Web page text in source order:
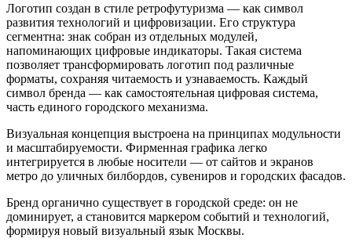
Логотип создан в стиле ретрофутуризма — как символ
развития технологий и цифровизации. Его структура
сегментна: знак собран из отдельных модулей,
напоминающих цифровые индикаторы. Такая система
позволяет трансформировать логотип под различные
форматы, сохраняя читаемость и узнаваемость. Каждый
символ бренда — как самостоятельная цифровая система,
часть единого городского механизма.
Визуальная концепция выстроена на принципах модульности
и масштабируемости. Фирменная графика легко
интегрируется в любые носители — от сайтов и экранов
метро до уличных билбордов, сувениров и городских фасадов.
Бренд органично существует в городской среде: он не
доминирует, а становится маркером событий и технологий,
формируя новый визуальный язык Москвы.